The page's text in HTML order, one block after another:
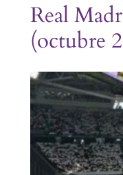
Real
(octubre